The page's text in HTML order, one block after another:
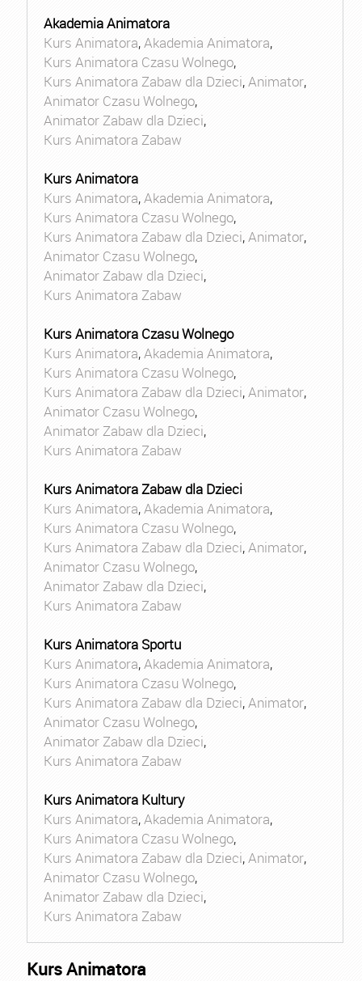
Akademia Animatora
Kurs Animatora,Akademia Animatora,
Kurs Animatora Czasu Wolnego,
Kurs Animatora Zabaw dla Dzieci,Animator,
Animator Czasu Wolnego,
Animator Zabaw dla Dzieci,
Kurs Animatora Zabaw
Kurs Animatora
Kurs Animatora,Akademia Animatora,
Kurs Animatora Czasu Wolnego,
Kurs Animatora Zabaw dla Dzieci,Animator,
Animator Czasu Wolnego,
Animator Zabaw dla Dzieci,
Kurs Animatora Zabaw
Kurs Animatora Czasu Wolnego
Kurs Animatora,Akademia Animatora,
Kurs Animatora Czasu Wolnego,
Kurs Animatora Zabaw dla Dzieci,Animator,
Animator Czasu Wolnego,
Animator Zabaw dla Dzieci,
Kurs Animatora Zabaw
Kurs Animatora Zabaw dla Dzieci
Kurs Animatora,Akademia Animatora,
Kurs Animatora Czasu Wolnego,
Kurs Animatora Zabaw dla Dzieci,Animator,
Animator Czasu Wolnego,
Animator Zabaw dla Dzieci,
Kurs Animatora Zabaw
Kurs Animatora Sportu
Kurs Animatora,Akademia Animatora,
Kurs Animatora Czasu Wolnego,
Kurs Animatora Zabaw dla Dzieci,Animator,
Animator Czasu Wolnego,
Animator Zabaw dla Dzieci,
Kurs Animatora Zabaw
Kurs Animatora Kultury
Kurs Animatora,Akademia Animatora,
Kurs Animatora Czasu Wolnego,
Kurs Animatora Zabaw dla Dzieci,Animator,
Animator Czasu Wolnego,
Animator Zabaw dla Dzieci,
Kurs Animatora Zabaw
Kurs Animatora